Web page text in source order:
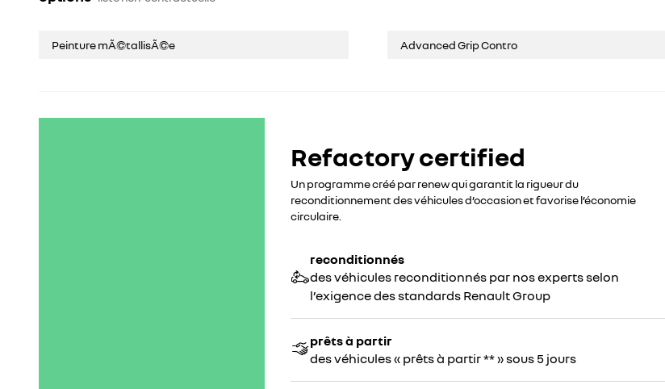
Peinture mÃ©tallisÃ©e Advanced Grip Contro
Refactory certified
Un programme créé par renew qui garantit la rigueur du
reconditionnement des véhicules d’occasion et favorise l’économie
circulaire.
reconditionnés
des véhicules reconditionnés par nos experts selon
l’exigence des standards Renault Group
prêts à partir
des véhicules « prêts à partir ** » sous 5 jours